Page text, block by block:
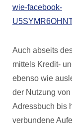
wie-facebook-
Auch abseits
mittels Kredit-
ebenso wie
der Nutzung
Adressbuch bis
verbundene